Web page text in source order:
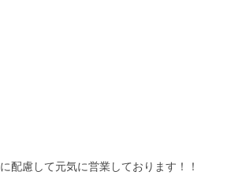
配慮して元気に営業しております！！